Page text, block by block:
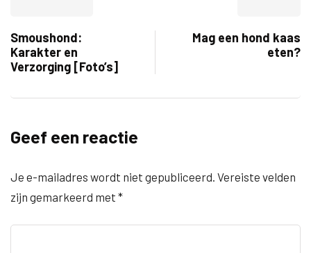
Smoushond:
Karakter en
Verzorging [Foto’s]
Mag een hond kaas
eten?
Geef een reactie
Je e-mailadres wordt niet gepubliceerd. Vereiste velden
zijn gemarkeerd met *